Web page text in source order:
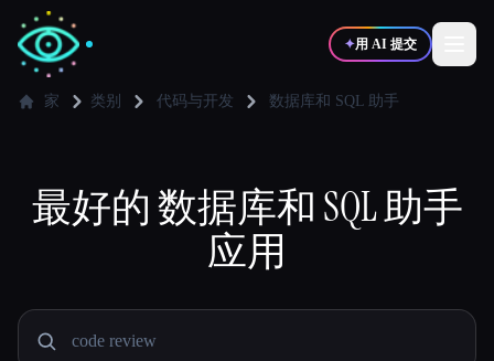
✦用 AI 提交
📈
🎓学生 🎬创作者
家 类别 代码与开发 数据库和 SQL 助手
最好的数据库和 SQL 助手
应用